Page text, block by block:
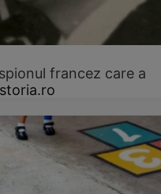
francez care a